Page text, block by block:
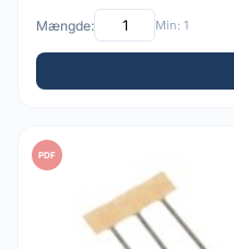
Mængde: Min: 1
PDF